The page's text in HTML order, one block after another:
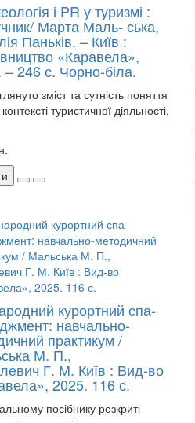
і PR у туризмі :
Марта Маль- ська,
Паньків. – Київ :
«Каравела»,
– 246 с. Чорно-біла.
зміст та сутність поняття
туристичної діяльності,
курортний спа-
навчально-
практикум /
М. П.,
Г. М. Київ : Вид-во
2025. 116 с.
посібнику розкриті